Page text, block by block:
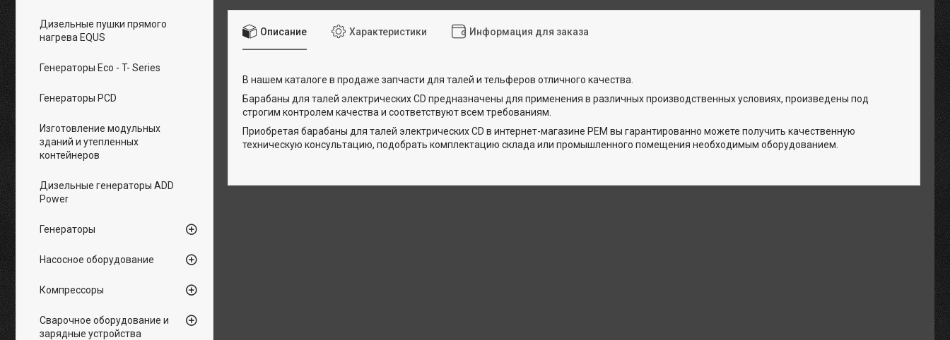
Описание Характеристики Информация для заказа
В нашем каталоге в продаже запчасти для талей и тельферов отличного качества.
Барабаны для талей электрических CD предназначены для применения в различных производственных условиях, произведены под
строгим контролем качества и соответствуют всем требованиям.
Приобретая барабаны для талей электрических CD в интернет-магазине РЕМ вы гарантированно можете получить качественную
техническую консультацию, подобрать комплектацию склада или промышленного помещения необходимым оборудованием.
Дизельные пушки прямого
нагрева EQUS
Генераторы Eco - T- Series
Генераторы PCD
Изготовление модульных
зданий и утепленных
контейнеров
Дизельные генераторы ADD
Power
Генераторы
Насосное оборудование
Компрессоры
Сварочное оборудование и
зарядные устройства